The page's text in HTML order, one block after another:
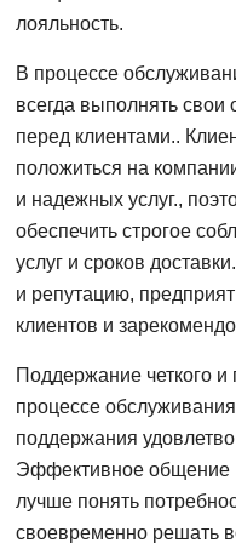
лояльность.
В процессе
всегда выполнять свои
перед клиентами..
положиться на
и надежных услуг.,
обеспечить строгое
услуг и сроков
и репутацию,
клиентов и
Поддержание четкого
процессе
поддержания
Эффективное общение
лучше понять
своевременно решать